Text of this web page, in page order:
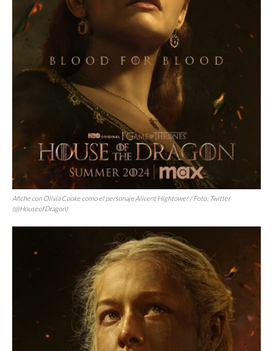
Afiche con Olivia Cooke como el personaje Alicent Hightower / Foto: Twitter
(@HouseofDragon)